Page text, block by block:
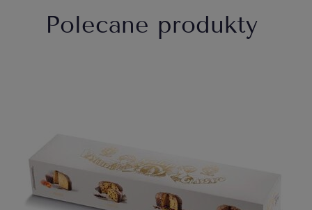
Polecane produkty